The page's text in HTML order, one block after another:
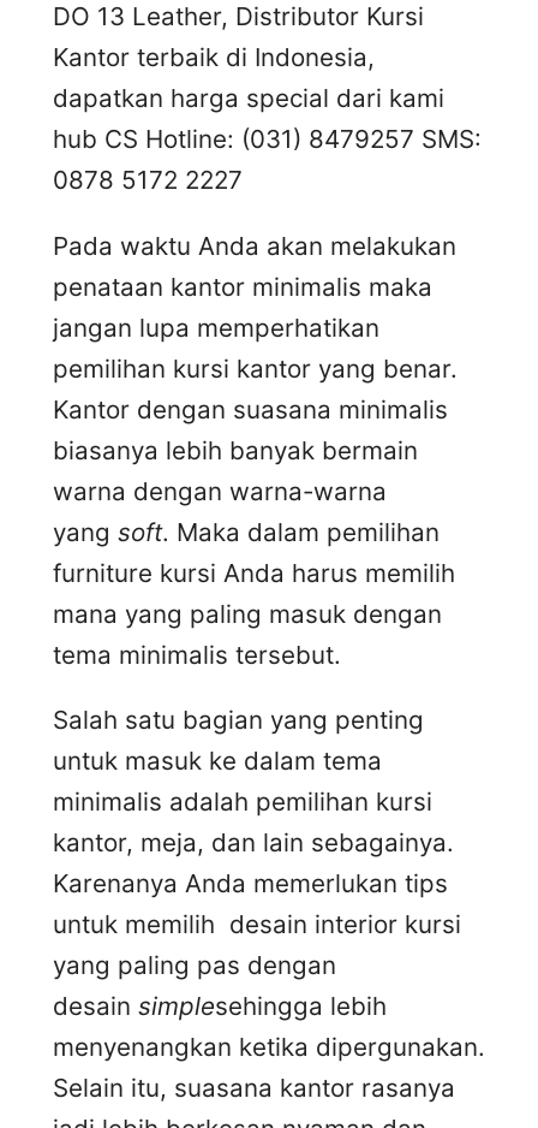
DO 13 Leather, Distributor Kursi
Kantor terbaik di Indonesia,
dapatkan harga special dari kami
hub CS Hotline: (031) 8479257 SMS:
0878 5172 2227
Pada waktu Anda akan melakukan
penataan kantor minimalis maka
jangan lupa memperhatikan
pemilihan kursi kantor yang benar.
Kantor dengan suasana minimalis
biasanya lebih banyak bermain
warna dengan warna-warna
yang soft. Maka dalam pemilihan
furniture kursi Anda harus memilih
mana yang paling masuk dengan
tema minimalis tersebut.
Salah satu bagian yang penting
untuk masuk ke dalam tema
minimalis adalah pemilihan kursi
kantor, meja, dan lain sebagainya.
Karenanya Anda memerlukan tips
untuk memilih desain interior kursi
yang paling pas dengan
desain simplesehingga lebih
menyenangkan ketika dipergunakan.
Selain itu, suasana kantor rasanya